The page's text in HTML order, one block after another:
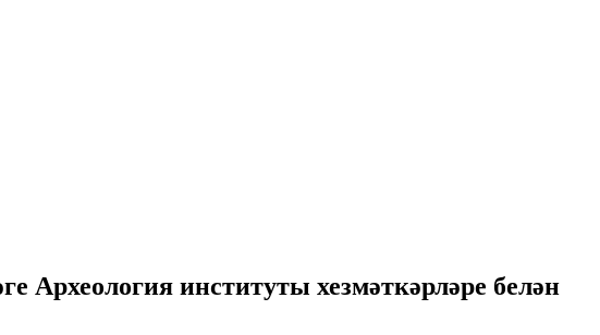
институты хезмәткәрләре белән